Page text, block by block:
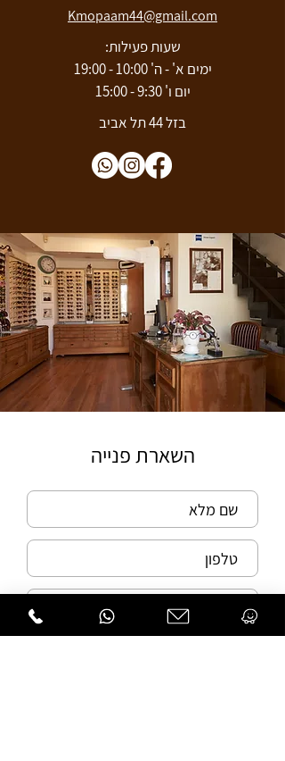
Kmopaam44@gmail.com
שעות פעילות:
ימים א' - ה' 10:00 - 19:00
יום ו' 9:30 - 15:00
בזל 44 תל אביב
השארת פנייה